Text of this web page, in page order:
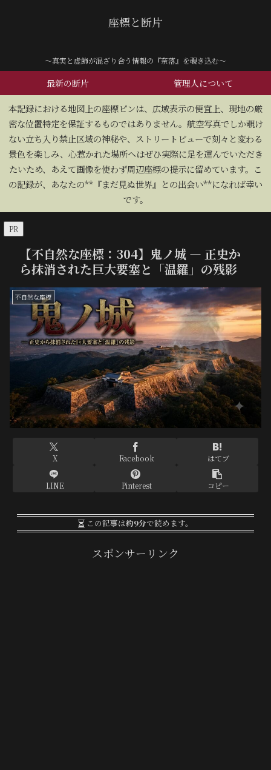
座標と断片
～真実と虚飾が混ざり合う情報の『奈落』を覗き込む～
最新の断片 管理人について
​本記録における地図上の座標ピンは、広域表示の便宜上、現地の厳
密な位置特定を保証するものではありません。航空写真でしか覗け
ない立ち入り禁止区域の神秘や、ストリートビューで刻々と変わる
景色を楽しみ、心惹かれた場所へはぜひ実際に足を運んでいただき
たいため、あえて画像を使わず周辺座標の提示に留めています。こ
の記録が、あなたの**『まだ見ぬ世界』との出会い**になれば幸い
です。
PR
【不自然な座標：304】鬼ノ城 — 正史か
ら抹消された巨大要塞と「温羅」の残影
不自然な座標
X Facebook はてブ
LINE Pinterest コピー
この記事は約9分で読めます。
スポンサーリンク